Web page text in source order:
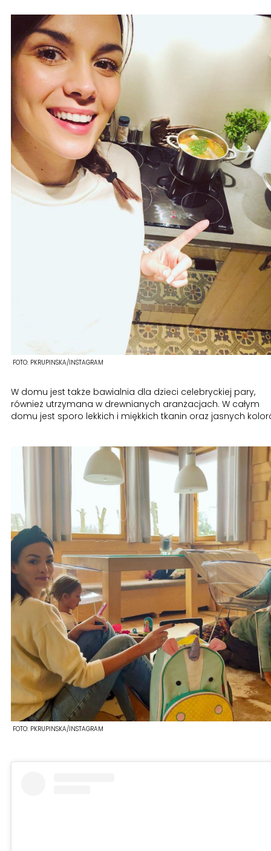
FOTO: PKRUPINSKA/INSTAGRAM
W domu jest także bawialnia dla dzieci celebryckiej pary,
również utrzymana w drewnianych aranżacjach. W całym
domu jest sporo lekkich i miękkich tkanin oraz jasnych
FOTO: PKRUPINSKA/INSTAGRAM